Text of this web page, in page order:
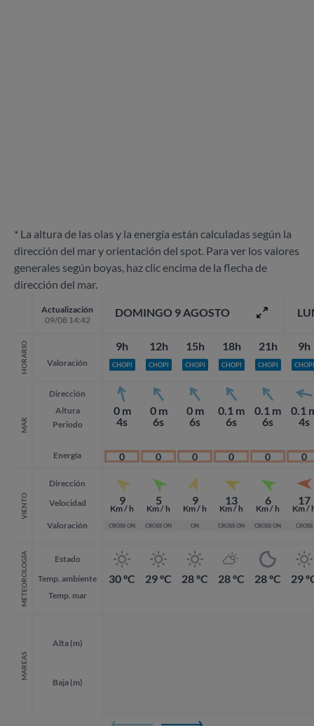
* La altura de las olas y la energía están calculadas según la
dirección del mar y orientación del spot. Para ver los valores
generales según boyas, haz clic encima de la flecha de
dirección del mar.
Actualización
09/08 14:42
HORARIO Valoración
MAR
Dirección
Altura
Periodo
Energía
VIENTO
Dirección
Velocidad
Valoración
METEOROLOGÍA
Estado
Temp. ambiente
Temp. mar
MAREAS
Alta (m)
Baja (m)
DOMINGO 9 AGOSTO
9h
CHOPI
0 m
4s
0
9
Km / h
CROSS ON
30 ºC
12h
CHOPI
0 m
6s
0
5
Km / h
CROSS ON
29 ºC
15h
CHOPI
0 m
6s
0
9
Km / h
ON
28 ºC
18h
CHOPI
0.1 m
6s
0
13
Km / h
CROSS ON
28 ºC
21h
CHOPI
0.1 m
6s
0
6
Km / h
CROSS ON
28 ºC
9h
CHOPI
0.1
4s
0
17
Km /
CROSS
29